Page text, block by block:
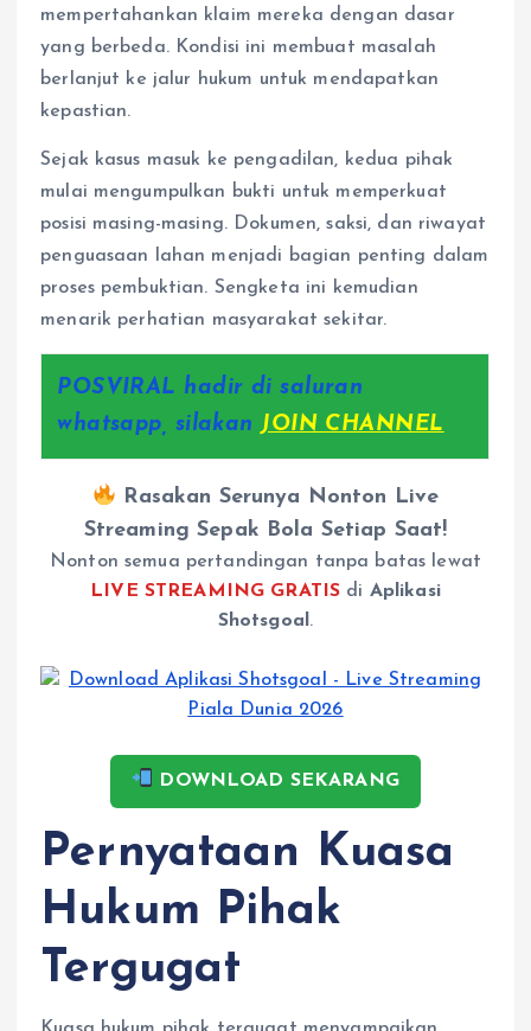
mempertahankan klaim mereka dengan dasar
yang berbeda. Kondisi ini membuat masalah
berlanjut ke jalur hukum untuk mendapatkan
kepastian.
Sejak kasus masuk ke pengadilan, kedua pihak
mulai mengumpulkan bukti untuk memperkuat
posisi masing-masing. Dokumen, saksi, dan riwayat
penguasaan lahan menjadi bagian penting dalam
proses pembuktian. Sengketa ini kemudian
menarik perhatian masyarakat sekitar.
POSVIRAL hadir di saluran
whatsapp, silakan JOIN CHANNEL
Rasakan Serunya Nonton Live
Streaming Sepak Bola Setiap Saat!
Nonton semua pertandingan tanpa batas lewat
LIVE STREAMING GRATIS di Aplikasi
Shotsgoal .
DOWNLOAD SEKARANG
Pernyataan Kuasa
Hukum Pihak
Tergugat